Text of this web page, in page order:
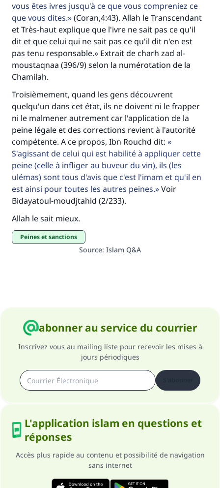
vous êtes ivres jusqu'à ce que vous compreniez ce
que vous dites. (Coran,4:43). Allah le Transcendant
et Très-haut explique que l'ivre ne sait pas ce qu'il
dit et que celui qui ne sait pas ce qu'il dit n'en est
pas tenu responsable.» Extrait de charh zad al-
moustaqnaa (396/9) selon la numérotation de la
Chamilah.
Troisièmement, quand les gens découvrent
quelqu'un dans cet état, ils ne doivent ni le frapper
ni le malmener autrement car l'application de la
peine légale et des corrections revient à l'autorité
compétente. A ce propos, Ibn Rouchd dit:
S'agissant de celui qui est habilité à appliquer cette
peine (celle à infliger au buveur du vin), ils (les
ulémas) sont tous d'avis que c'est l'imam et qu'il en
est ainsi pour toutes les autres peines. Voir
Bidayatoul-moudjtahid (2/233).
Allah le sait mieux.
Peines et sanctions
Source: Islam Q&A
abonner au service du courrier
Inscrivez vous au mailing liste pour recevoir les mises à
jours périodiques
L'application islam en questions et
réponses
Accès plus rapide au contenu et possibilité de navigation
sans internet